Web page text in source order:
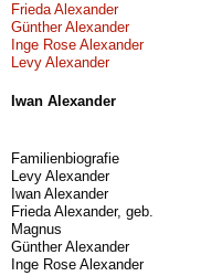
Frieda Alexander
Günther Alexander
Inge Rose Alexander
Levy Alexander
Iwan Alexander
Familienbiografie
Levy Alexander
Iwan Alexander
Frieda Alexander, geb.
Magnus
Günther Alexander
Inge Rose Alexander